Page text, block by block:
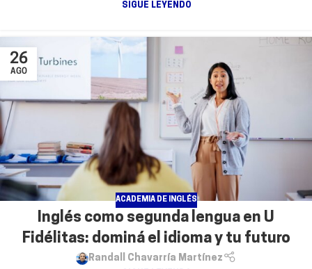
SIGUE LEYENDO
26
AGO
ACADEMIA DE INGLÉS
Inglés como segunda lengua en U
Fidélitas: dominá el idioma y tu futuro
Randall Chavarría Martínez